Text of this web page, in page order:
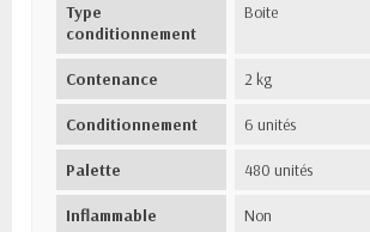
Type
conditionnement
Boite
Contenance 2 kg
Conditionnement 6 unités
Palette 480 unités
Inflammable Non